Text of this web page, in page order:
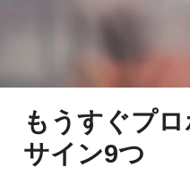
もうすぐプ
サイン9つ